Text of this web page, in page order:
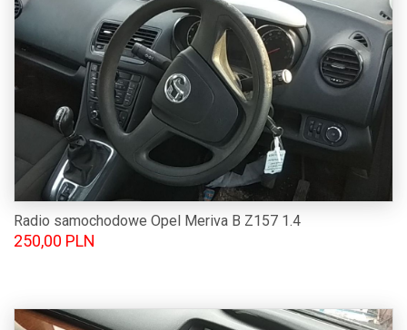
Radio samochodowe Opel Meriva B Z157 1.4
250,00 PLN